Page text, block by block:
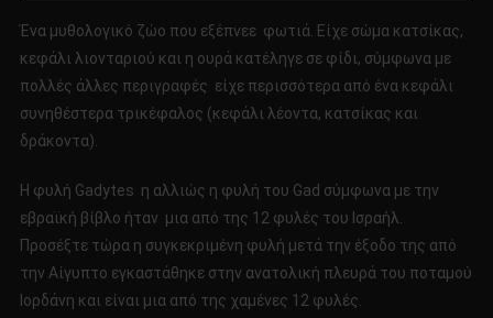
Ένα μυθολογικό ζώο που εξέπνεε φωτιά. Είχε σώμα κατσίκας,
κεφάλι λιονταριού και η ουρά κατέληγε σε φίδι, σύμφωνα με
πολλές άλλες περιγραφές είχε περισσότερα από ένα κεφάλι
συνηθέστερα τρικέφαλος (κεφάλι λέοντα, κατσίκας και
δράκοντα).
Η φυλή Gadytes η αλλιώς η φυλή του Gad σύμφωνα με την
εβραϊκή βίβλο ήταν μια από της 12 φυλές του Ισραήλ.
Προσέξτε τώρα η συγκεκριμένη φυλή μετά την έξοδο της από
την Αίγυπτο εγκαστάθηκε στην ανατολική πλευρά του ποταμού
Ιορδάνη και είναι μια από της χαμένες 12 φυλές.